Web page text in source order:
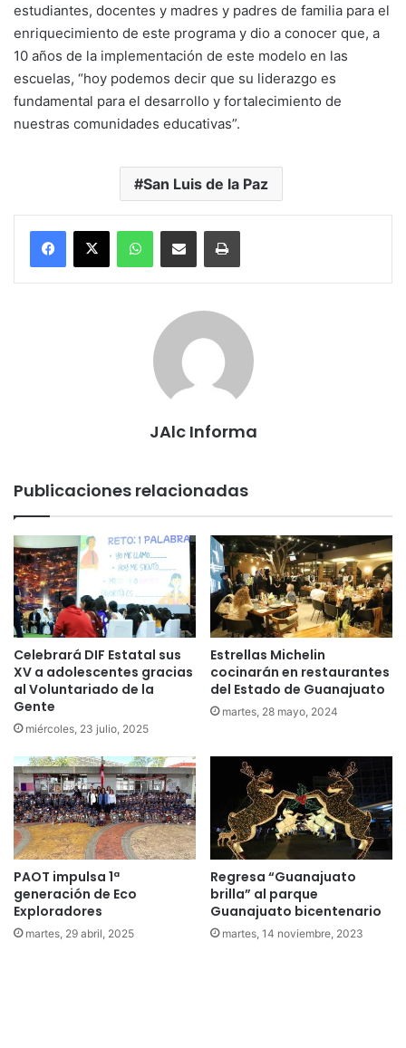
estudiantes, docentes y madres y padres de familia para el
enriquecimiento de este programa y dio a conocer que, a
10 años de la implementación de este modelo en las
escuelas, “hoy podemos decir que su liderazgo es
fundamental para el desarrollo y fortalecimiento de
nuestras comunidades educativas”.
San Luis de la Paz
JAlc Informa
Publicaciones relacionadas
Celebrará DIF Estatal sus
XV a adolescentes gracias
al Voluntariado de la
Gente
miércoles, 23 julio, 2025
Estrellas Michelin
cocinarán en restaurantes
del Estado de Guanajuato
martes, 28 mayo, 2024
PAOT impulsa 1ª
generación de Eco
Exploradores
martes, 29 abril, 2025
Regresa “Guanajuato
brilla” al parque
Guanajuato bicentenario
martes, 14 noviembre, 2023